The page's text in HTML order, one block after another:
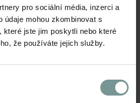
pro sociální média, inzerci a
údaje mohou zkombinovat s
které jste jim poskytli nebo které
že používáte jejich služby.